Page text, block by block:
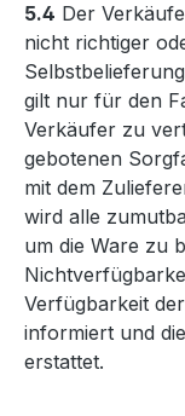
5.4 Der
nicht richtiger
gilt nur für den
Verkäufer zu
gebotenen
mit dem
wird alle
um die Ware zu
Verfügbarkeit
informiert und
erstattet.